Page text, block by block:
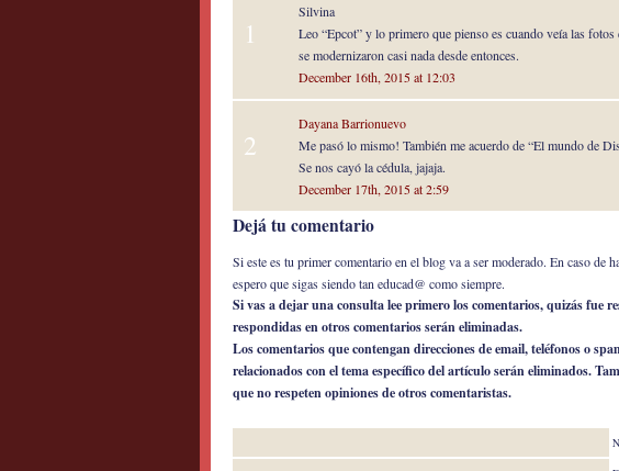
1
Silvina
Leo “Epcot” y lo primero que pienso es cuando veía las
se modernizaron casi nada desde entonces.
December 16th, 2015 at 12:03
2
Dayana Barrionuevo
Me pasó lo mismo! También me acuerdo de “El mundo de
Se nos cayó la cédula, jajaja.
December 17th, 2015 at 2:59
Dejá tu comentario
Si este es tu primer comentario en el blog va a ser moderado. En caso de
espero que sigas siendo tan educad@ como siempre.
Si vas a dejar una consulta lee primero los comentarios, quizás fue
respondidas en otros comentarios serán eliminadas.
Los comentarios que contengan direcciones de email, teléfonos o
relacionados con el tema específico del artículo serán eliminados.
que no respeten opiniones de otros comentaristas.